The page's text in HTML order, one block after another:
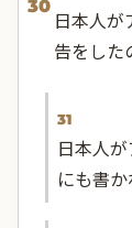
30
日本人が
告をした
31
日本人
にも書か